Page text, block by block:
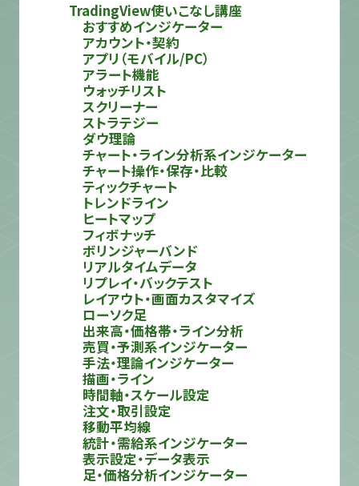
TradingView使いこなし講座
おすすめインジケーター
アカウント・契約
アプリ（モバイル/PC）
アラート機能
ウォッチリスト
スクリーナー
ストラテジー
ダウ理論
チャート・ライン分析系インジケーター
チャート操作・保存・比較
ティックチャート
トレンドライン
ヒートマップ
フィボナッチ
ボリンジャーバンド
リアルタイムデータ
リプレイ・バックテスト
レイアウト・画面カスタマイズ
ローソク足
出来高・価格帯・ライン分析
売買・予測系インジケーター
手法・理論インジケーター
描画・ライン
時間軸・スケール設定
注文・取引設定
移動平均線
統計・需給系インジケーター
表示設定・データ表示
足・価格分析インジケーター